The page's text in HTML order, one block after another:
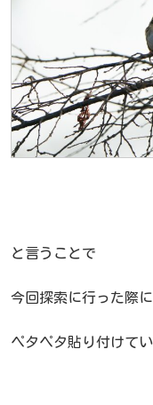
と言うことで
今回探索に行った際
ペタペタ貼り付けて